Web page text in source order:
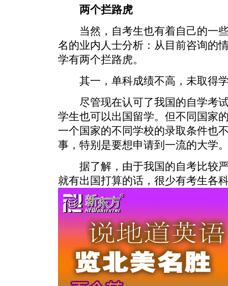
两个拦路虎
当然，自考生也有着自己的一些
名的业内人士分析：从目前咨询的
学有两个拦路虎。
其一，单科成绩不高，未取得
尽管现在认可了我国的自学考试
学生也可以出国留学。但不同国家
一个国家的不同学校的录取条件也
事，特别是要想申请到一流的大学
据了解，由于我国的自考比较严
就有出国打算的话，很少有考生各